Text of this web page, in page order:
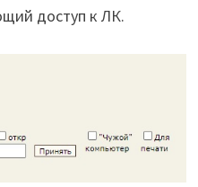
доступ к ЛК.